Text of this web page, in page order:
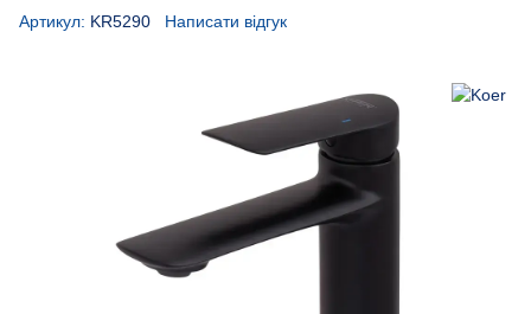
Артикул: KR5290 Написати відгук